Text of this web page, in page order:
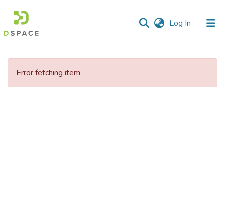
Log In (current)
Communities
Error fetching item